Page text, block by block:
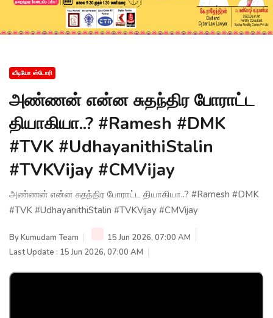
வீடியோ ஸ்டோரி
அண்ணன் என்ன சுதந்திர போராட்ட
தியாகியா..? #Ramesh #DMK
#TVK #UdhayanithiStalin
#TVKVijay‌ #CMVijay‌
அண்ணன் என்ன சுதந்திர போராட்ட தியாகியா..? #Ramesh #DMK
#TVK #UdhayanithiStalin #TVKVijay‌ #CMVijay‌
ByKumudam Team
15 Jun 2026, 07:00 AM
Last Update : 15 Jun 2026, 07:00 AM